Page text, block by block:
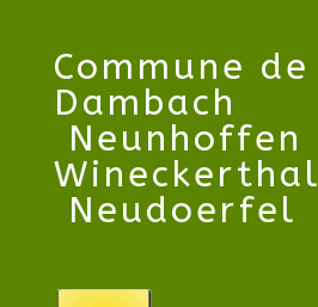
Commune de
Dambach
Neunhoffen
Wineckerthal
Neudoerfel